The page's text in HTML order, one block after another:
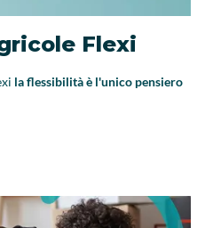
Flexi
la flessibilità è l'unico pensiero